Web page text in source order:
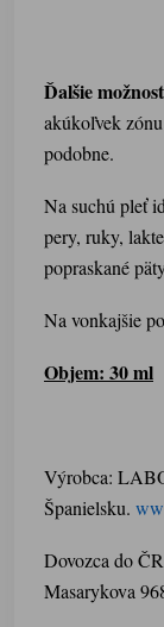
Ďalšie
akúkoľvek
podobne.
Na suchú pleť
pery, ruky,
popraskané
Na vonkajšie
Objem: 30 ml
Výrobca:
Španielsku.
Dovozca do
Masarykova